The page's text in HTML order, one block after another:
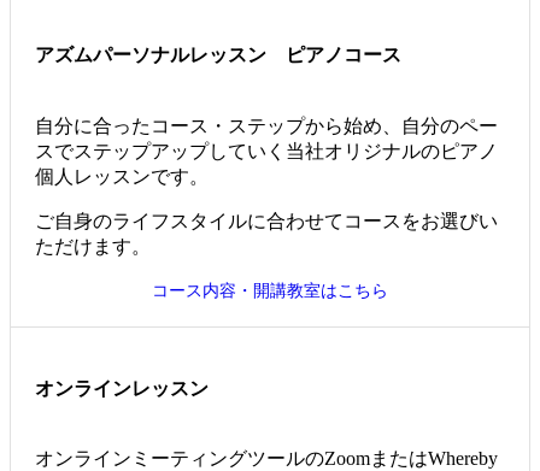
アズムパーソナルレッスン ピアノコース
自分に合ったコース・ステップから始め、自分のペー
スでステップアップしていく当社オリジナルのピアノ
個人レッスンです。
ご自身のライフスタイルに合わせてコースをお選びい
ただけます。
コース内容・開講教室はこちら
オンラインレッスン
オンラインミーティングツールのZoomまたはWhereby